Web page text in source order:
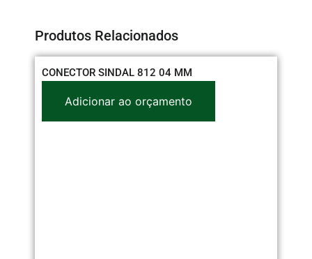
Produtos Relacionados
CONECTOR SINDAL 812 04 MM
Adicionar ao orçamento